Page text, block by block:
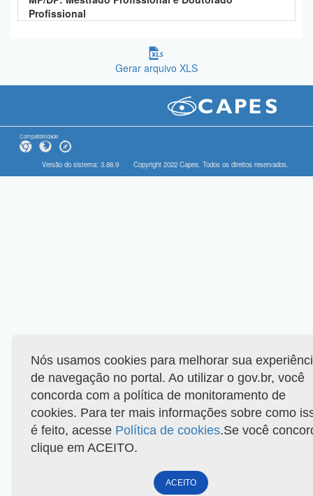
Profissional
Gerar arquivo XLS
Compatibilidade
Versão do sistema: 3.88.9 Copyright 2022 Capes. Todos os direitos reservados.
Nós usamos cookies para melhorar sua
de navegação no portal. Ao utilizar o gov.br, você
concorda com a política de monitoramento de
cookies. Para ter mais informações sobre como
é feito, acesse Política de cookies.Se você
clique em ACEITO.
ACEITO